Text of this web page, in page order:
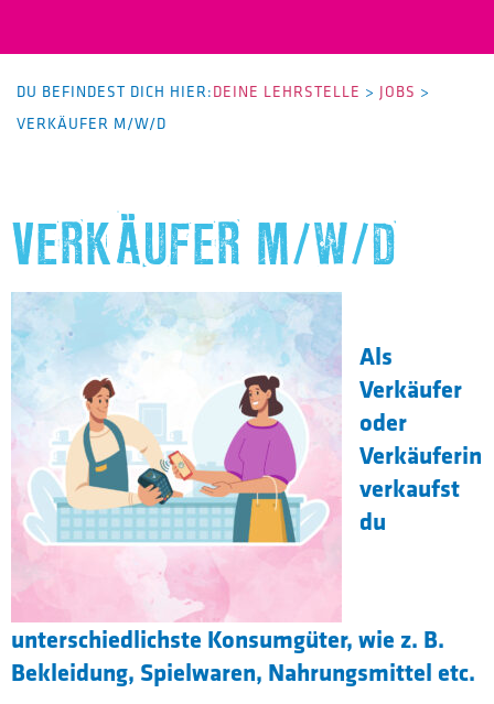
DU BEFINDEST DICH HIER:DEINE LEHRSTELLE > JOBS >
VERKÄUFER M/W/D
VERKÄUFER M/W/D
Als
Verkäufer
oder
Verkäuferin
verkaufst
du
unterschiedlichste Konsumgüter, wie z. B.
Bekleidung, Spielwaren, Nahrungsmittel etc.